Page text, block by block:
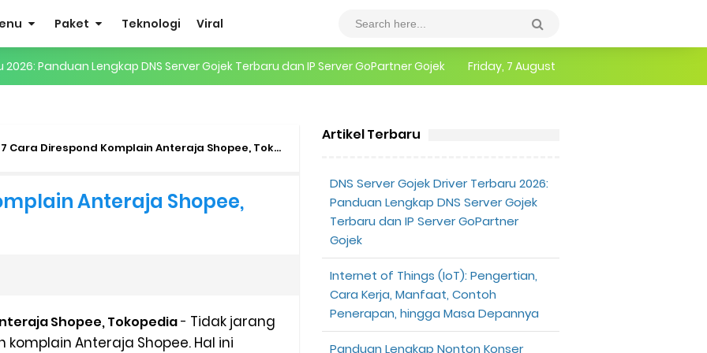
Paket Teknologi Viral
Cara Kerja, Manfaat, Contoh Penerapan, hingga Masa Depannya
Grabcar Terbaru
Diterima
Friday, 7 August
7 Cara Direspond Komplain Anteraja Shopee, Tokopedia
Anteraja Shopee,
Shopee, Tokopedia- Tidak jarang
Anteraja Shopee. Hal ini
Artikel Terbaru
DNS Server Gojek Driver Terbaru 2026:
Panduan Lengkap DNS Server Gojek
Terbaru dan IP Server GoPartner
Gojek
Internet of Things (IoT): Pengertian,
Cara Kerja, Manfaat, Contoh
Penerapan, hingga Masa Depannya
Panduan Lengkap Nonton Konser